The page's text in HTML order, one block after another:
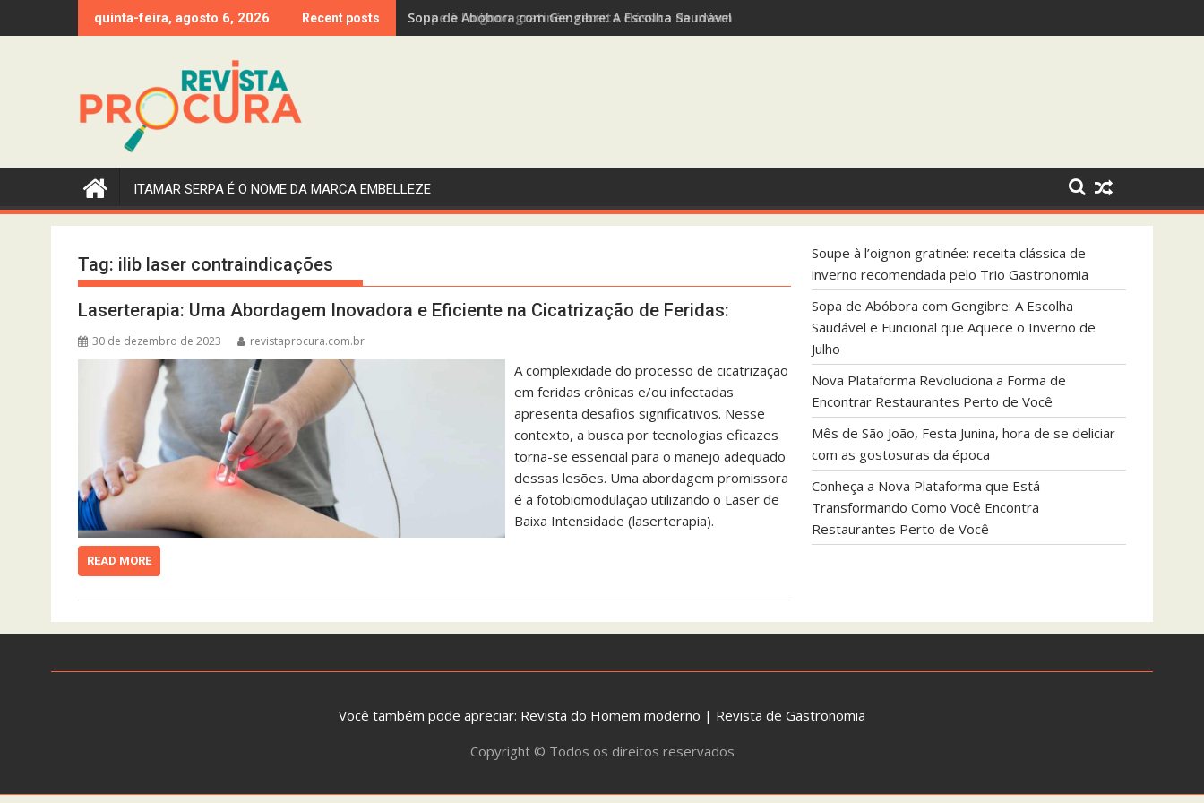
to
quinta-feira, agosto 6, 2026 Recent posts Sopa de Abóbora com Gengibre: A Escolha Saudável e Funcional que Aquece o Inverno de Julho
ITAMAR SERPA É O NOME DA MARCA EMBELLEZE
Tag: ilib laser contraindicações
Laserterapia: Uma Abordagem Inovadora e Eficiente na Cicatrização de Feridas:
30 de dezembro de 2023 revistaprocura.com.br
A complexidade do processo de cicatrização
em feridas crônicas e/ou infectadas
apresenta desafios significativos. Nesse
contexto, a busca por tecnologias eficazes
torna-se essencial para o manejo adequado
dessas lesões. Uma abordagem promissora
é a fotobiomodulação utilizando o Laser de
Baixa Intensidade (laserterapia).
READ MORE
Soupe à l’oignon gratinée: receita clássica de
inverno recomendada pelo Trio Gastronomia
Sopa de Abóbora com Gengibre: A Escolha
Saudável e Funcional que Aquece o Inverno de
Julho
Nova Plataforma Revoluciona a Forma de
Encontrar Restaurantes Perto de Você
Mês de São João, Festa Junina, hora de se deliciar
com as gostosuras da época
Conheça a Nova Plataforma que Está
Transformando Como Você Encontra
Restaurantes Perto de Você
Você também pode apreciar: Revista do Homem moderno | Revista de Gastronomia
Copyright © Todos os direitos reservados